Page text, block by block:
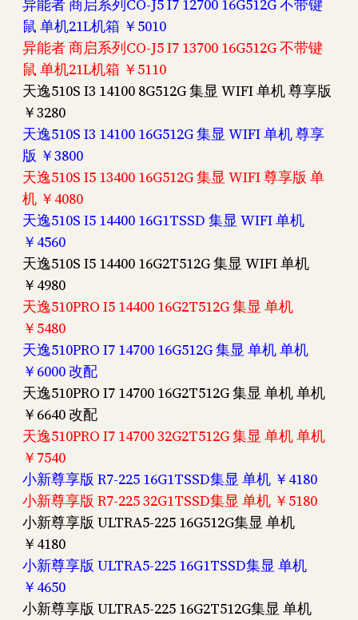
异能者 商启系列CO-J5 I7 12700 16G512G 不带键
鼠 单机21L机箱 ￥5010
异能者 商启系列CO-J5 I7 13700 16G512G 不带键
鼠 单机21L机箱 ￥5110
天逸510S I3 14100 8G512G 集显 WIFI 单机 尊享版
￥3280
天逸510S I3 14100 16G512G 集显 WIFI 单机 尊享
版 ￥3800
天逸510S I5 13400 16G512G 集显 WIFI 尊享版 单
机 ￥4080
天逸510S I5 14400 16G1TSSD 集显 WIFI 单机
￥4560
天逸510S I5 14400 16G2T512G 集显 WIFI 单机
￥4980
天逸510PRO I5 14400 16G2T512G 集显 单机
￥5480
天逸510PRO I7 14700 16G512G 集显 单机 单机
￥6000 改配
天逸510PRO I7 14700 16G2T512G 集显 单机 单机
￥6640 改配
天逸510PRO I7 14700 32G2T512G 集显 单机 单机
￥7540
小新尊享版 R7-225 16G1TSSD集显 单机 ￥4180
小新尊享版 R7-225 32G1TSSD集显 单机 ￥5180
小新尊享版 ULTRA5-225 16G512G集显 单机
￥4180
小新尊享版 ULTRA5-225 16G1TSSD集显 单机
￥4650
小新尊享版 ULTRA5-225 16G2T512G集显 单机